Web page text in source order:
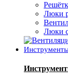
Люки
Люки